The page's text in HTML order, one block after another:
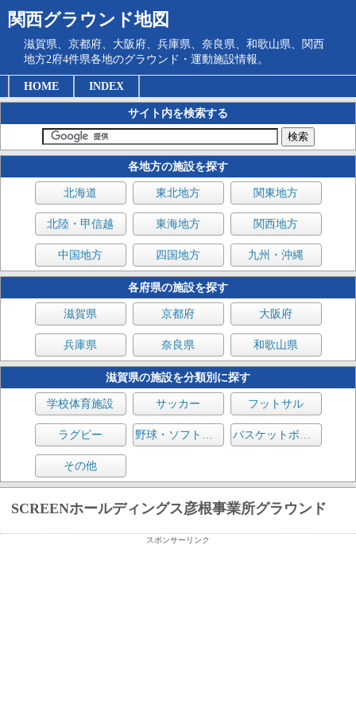
関西グラウンド地図
滋賀県、京都府、大阪府、兵庫県、奈良県、和歌山県、関西
地方2府4件県各地のグラウンド・運動施設情報。
HOME INDEX
サイト内を検索する
各地方の施設を探す
北海道 東北地方 関東地方
北陸・甲信越 東海地方 関西地方
中国地方 四国地方 九州・沖縄
各府県の施設を探す
滋賀県 京都府 大阪府
兵庫県 奈良県 和歌山県
滋賀県の施設を分類別に探す
学校体育施設 サッカー フットサル
ラグビー 野球・ソフトボール バスケットボール
その他
SCREENホールディングス彦根事業所グラウンド
スポンサーリンク